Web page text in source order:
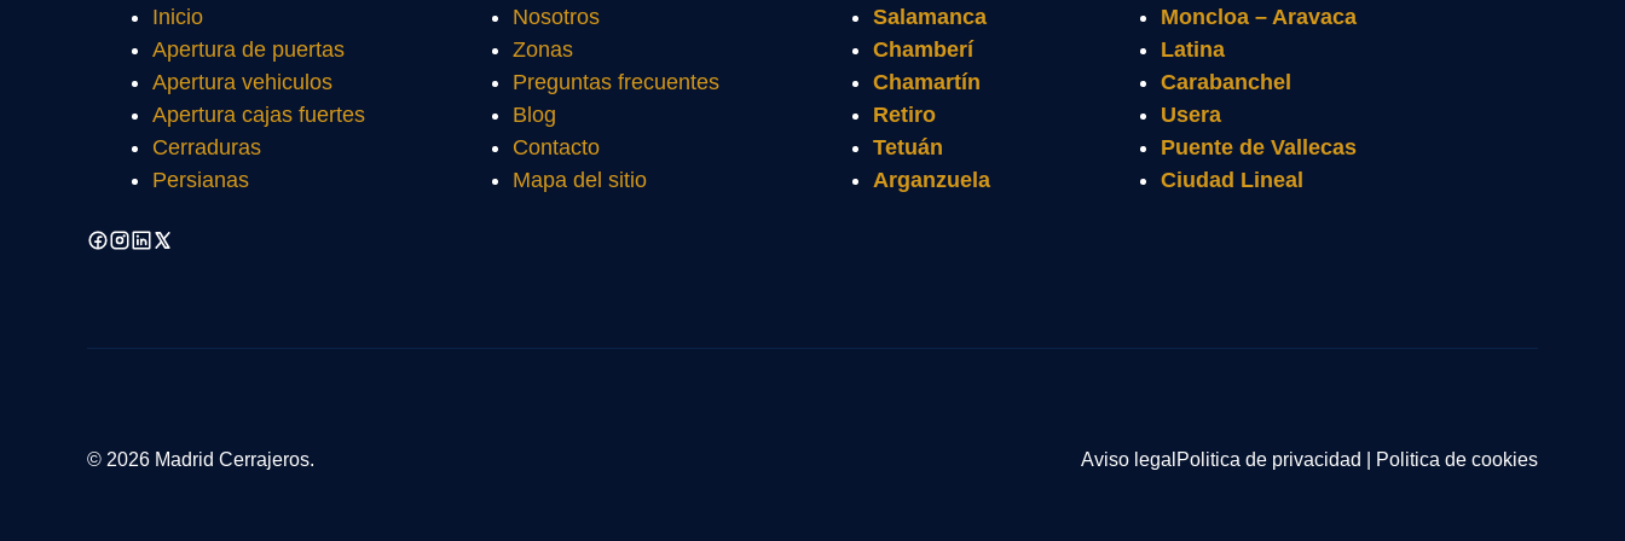
Inicio
Apertura de puertas
Apertura vehiculos
Apertura cajas fuertes
Cerraduras
Persianas
Nosotros
Zonas
Preguntas frecuentes
Blog
Contacto
Mapa del sitio
Salamanca
Chamberí
Chamartín
Retiro
Tetuán
Arganzuela
Moncloa – Aravaca
Latina
Carabanchel
Usera
Puente de Vallecas
Ciudad Lineal
© 2026 Madrid Cerrajeros. Aviso legal Politica de privacidad Politica de cookies